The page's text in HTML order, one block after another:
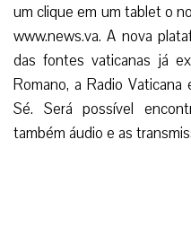
um clique em um tablet o
www.news.va. A nova
das fontes vaticanas já
Romano, a Radio
Sé. Será possível
também áudio e as